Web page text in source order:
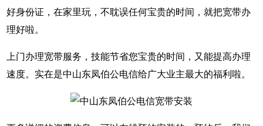
好身份证，在家里玩，不耽误任何宝贵的时间，就把宽带办
理好啦。
上门办理宽带服务，技能节省您宝贵的时间，又能提高办理
速度。实在是中山东凤伯公电信给广大业主最大的福利啦。